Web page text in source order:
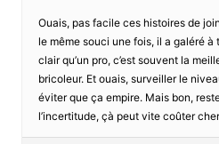
Ouais, pas facile ces histoires de
le même souci une fois, il a galéré
clair qu’un pro, c’est souvent la
bricoleur. Et ouais, surveiller le
éviter que ça empire. Mais bon,
l’incertitude, çà peut vite coûter